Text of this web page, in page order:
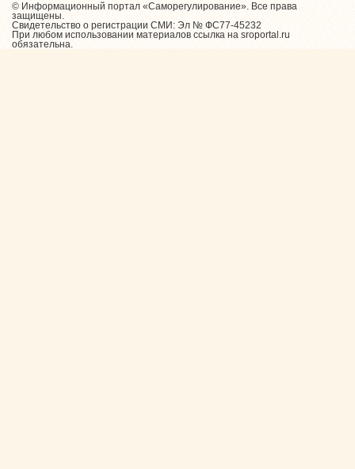
© Информационный портал «Саморегулирование». Все права
защищены.
Свидетельство о регистрации СМИ: Эл № ФС77-45232
При любом использовании материалов ссылка на sroportal.ru
обязательна.